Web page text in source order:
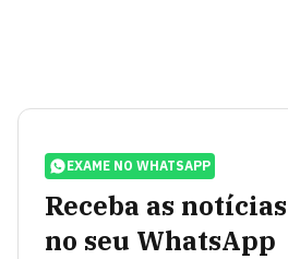
EXAME NO WHATSAPP
Receba as
no seu WhatsApp